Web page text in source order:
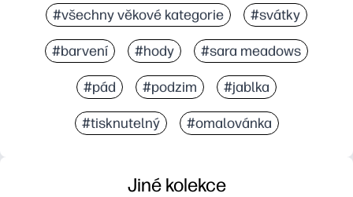
#všechny věkové kategorie #svátky
#barvení #hody #sara meadows
#pád #podzim #jablka
#tisknutelný #omalovánka
Jiné kolekce